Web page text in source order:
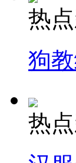
热
狗
热